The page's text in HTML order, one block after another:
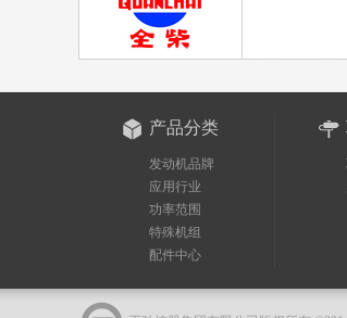
产品分类
发动机品牌
应用行业
功率范围
特殊机组
配件中心